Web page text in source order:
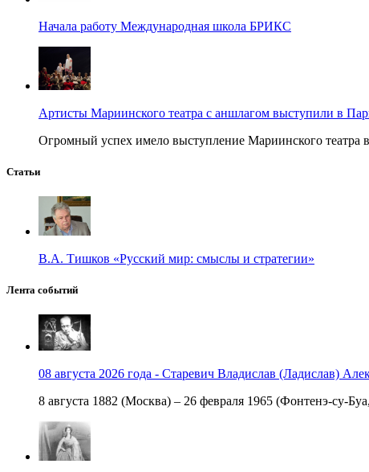
Начала работу Международная школа БРИКС
Артисты Мариинского театра с аншлагом выступили в
Огромный успех имело выступление Мариинского театра
Статьи
В.А. Тишков «Русский мир: смыслы и стратегии»
Лента событий
08 августа 2026 года - Старевич Владислав (Ладислав)
8 августа 1882 (Москва) – 26 февраля 1965 (Фонтенэ-су-